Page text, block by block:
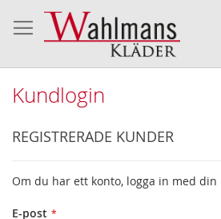
Kundlogin
REGISTRERADE KUNDER
Om du har ett konto, logga in med din
E-post